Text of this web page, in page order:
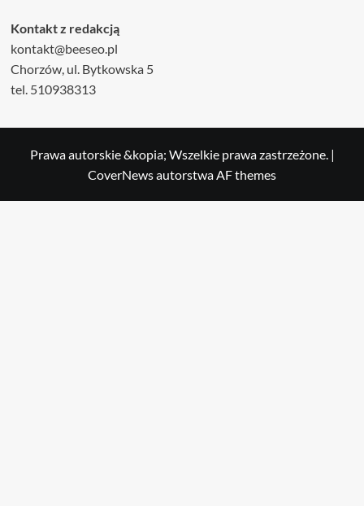
Kontakt z redakcją
kontakt@beeseo.pl
Chorzów, ul. Bytkowska 5
tel. 510938313
Prawa autorskie &kopia; Wszelkie prawa zastrzeżone. |
CoverNewsautorstwa AF themes